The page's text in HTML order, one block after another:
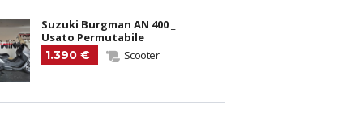
Suzuki Burgman AN 400 _
Usato Permutabile
1.390 €
Scooter